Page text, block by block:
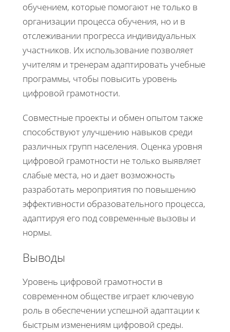
обучением, которые помогают не только в
организации процесса обучения, но и в
отслеживании прогресса индивидуальных
участников. Их использование позволяет
учителям и тренерам адаптировать учебные
программы, чтобы повысить уровень
цифровой грамотности.
Совместные проекты и обмен опытом также
способствуют улучшению навыков среди
различных групп населения. Оценка уровня
цифровой грамотности не только выявляет
слабые места, но и дает возможность
разработать мероприятия по повышению
эффективности образовательного процесса,
адаптируя его под современные вызовы и
нормы.
Выводы
Уровень цифровой грамотности в
современном обществе играет ключевую
роль в обеспечении успешной адаптации к
быстрым изменениям цифровой среды.